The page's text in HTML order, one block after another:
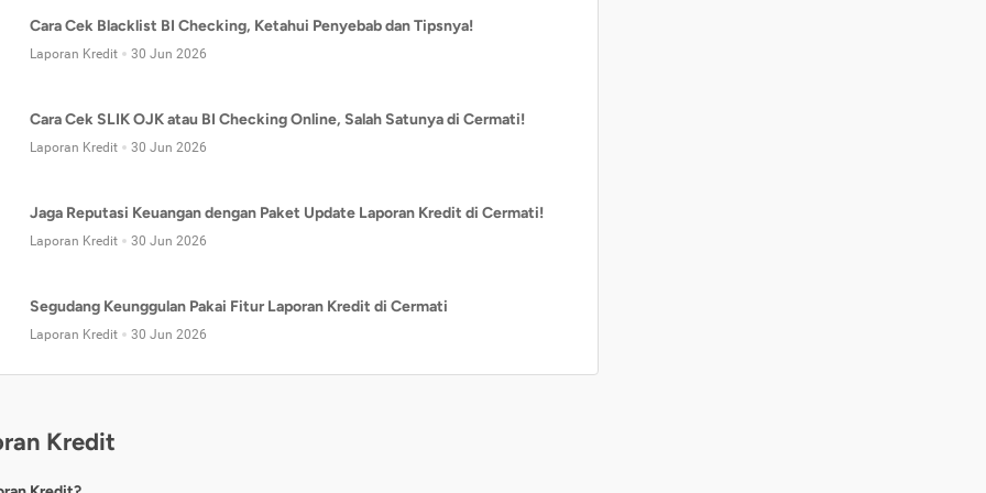
Cara Cek Blacklist BI Checking, Ketahui Penyebab dan Tipsnya!
Laporan Kredit 30 Jun 2026
Cara Cek SLIK OJK atau BI Checking Online, Salah Satunya di Cermati!
Laporan Kredit 30 Jun 2026
Jaga Reputasi Keuangan dengan Paket Update Laporan Kredit di Cermati!
Laporan Kredit 30 Jun 2026
Segudang Keunggulan Pakai Fitur Laporan Kredit di Cermati
Laporan Kredit 30 Jun 2026
Kredit